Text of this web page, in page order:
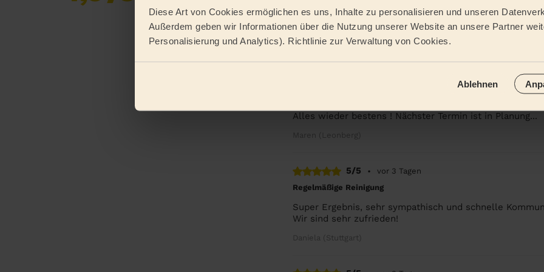
Diese Art von Cookies ermöglichen es uns, Inhalte zu personalisieren und unseren
Außerdem geben wir Informationen über die Nutzung unserer Website an unsere Partner
Personalisierung und Analytics). Richtlinie zur Verwaltung von Cookies.
Ablehnen
gesammelt von
eKomi
Alles top, vielen Dank!
Annemarie (Ostfildern)
Alles wieder bestens ! Nächster Termin ist in Planung...
5/5 •
vor 3 Tagen
Regelmäßige Reinigung
Super Ergebnis, sehr sympathisch und schnelle
Wir sind sehr zufrieden!
Daniela (Stuttgart)